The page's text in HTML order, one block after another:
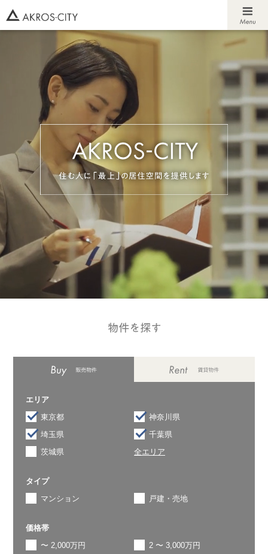
エリア
東京都
神奈川県
埼玉県
千葉県
茨城県
全エリア
タイプ
マンション
戸建・売地
価格帯
〜 2,000万円
2 〜 3,000万円